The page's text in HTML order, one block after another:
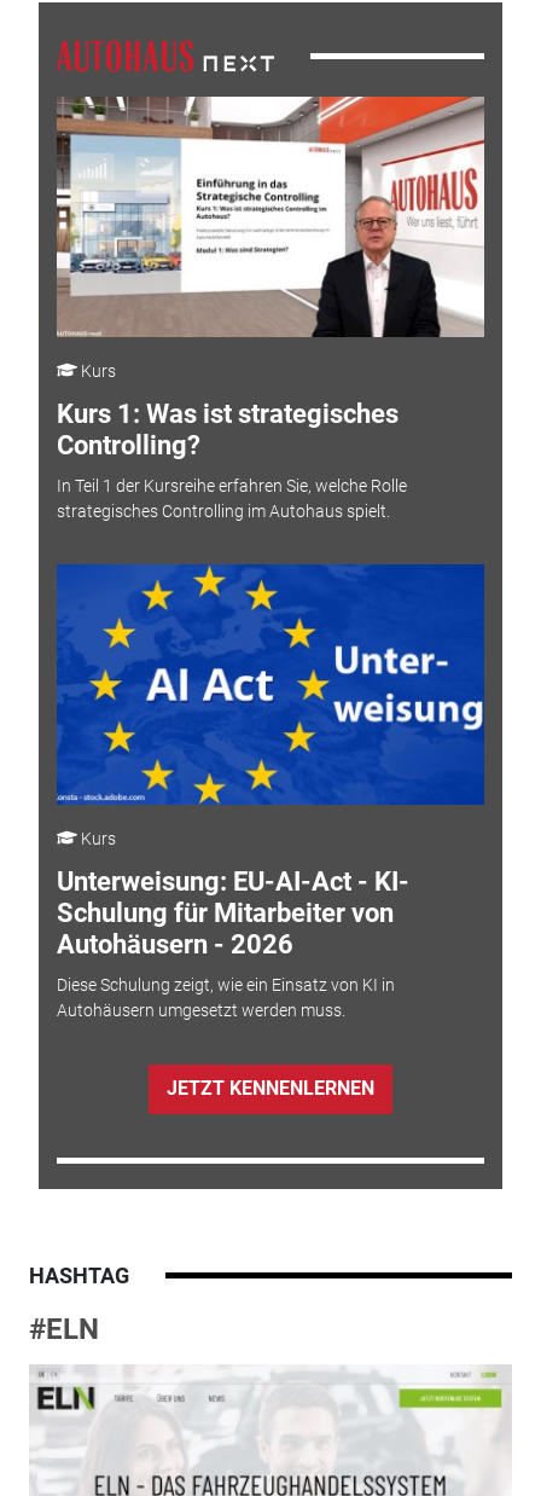
Kurs
Kurs 1: Was ist strategisches
Controlling?
In Teil 1 der Kursreihe erfahren Sie, welche Rolle
strategisches Controlling im Autohaus spielt.
Kurs
Unterweisung: EU-AI-Act - KI-
Schulung für Mitarbeiter von
Autohäusern - 2026
Diese Schulung zeigt, wie ein Einsatz von KI in
Autohäusern umgesetzt werden muss.
JETZT KENNENLERNEN
HASHTAG
#ELN